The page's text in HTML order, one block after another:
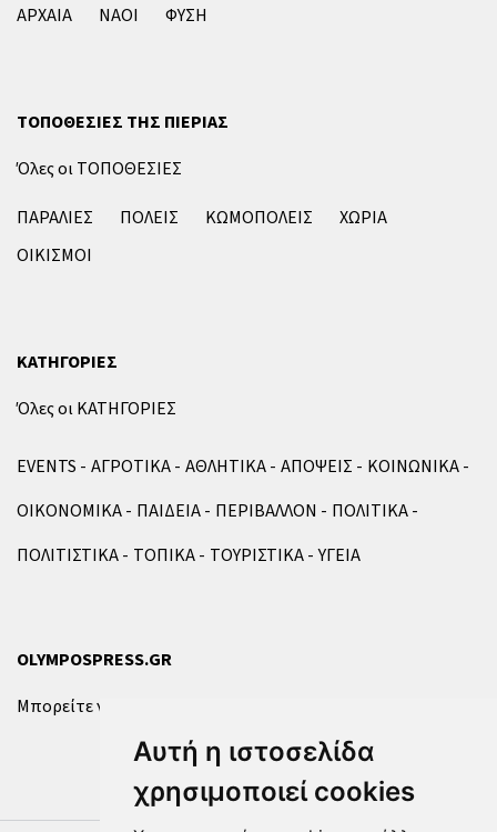
Αυτή η ιστοσελίδα
χρησιμοποιεί cookies
ΑΡΧΑΙΑ
ΝΑΟΙ ΦΥΣΗ
ΤΟΠΟΘΕΣΙΕΣ ΤΗΣ ΠΙΕΡΙΑΣ
Όλες οι ΤΟΠΟΘΕΣΙΕΣ
ΠΑΡΑΛΙΕΣ
ΠΟΛΕΙΣ ΚΩΜΟΠΟΛΕΙΣ
ΧΩΡΙΑ
ΟΙΚΙΣΜΟΙ
ΚΑΤΗΓΟΡΙΕΣ
Όλες οι ΚΑΤΗΓΟΡΙΕΣ
EVENTS ΑΓΡΟΤΙΚΑ ΑΘΛΗΤΙΚΑ ΑΠΟΨΕΙΣ
ΚΟΙΝΩΝΙΚΑ
ΟΙΚΟΝΟΜΙΚΑ
ΠΑΙΔΕΙΑ ΠΕΡΙΒΑΛΛΟΝ
ΠΟΛΙΤΙΚΑ
ΠΟΛΙΤΙΣΤΙΚΑ
ΤΟΠΙΚΑ ΤΟΥΡΙΣΤΙΚΑ ΥΓΕΙΑ
OLYMPOSPRESS.GR
Μπορείτε να επικοινωνήσετε μαζί μας μέσω της